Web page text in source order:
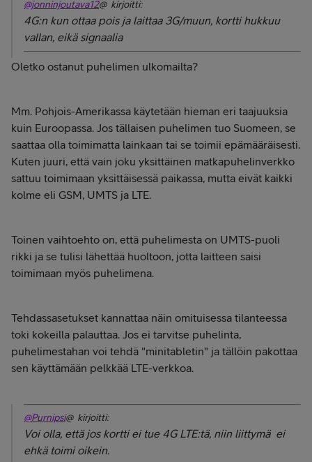
@jonninjoutava12@ kirjoitti:
4G:n kun ottaa pois ja laittaa 3G/muun, kortti hukkuu
vallan, eikä signaalia
Oletko ostanut puhelimen ulkomailta?
Mm. Pohjois-Amerikassa käytetään hieman eri taajuuksia
kuin Euroopassa. Jos tällaisen puhelimen tuo Suomeen, se
saattaa olla toimimatta lainkaan tai se toimii epämääräisesti.
Kuten juuri, että vain joku yksittäinen matkapuhelinverkko
sattuu toimimaan yksittäisessä paikassa, mutta eivät kaikki
kolme eli GSM, UMTS ja LTE.
Toinen vaihtoehto on, että puhelimesta on UMTS-puoli
rikki ja se tulisi lähettää huoltoon, jotta laitteen saisi
toimimaan myös puhelimena.
Tehdassasetukset kannattaa näin omituisessa tilanteessa
toki kokeilla palauttaa. Jos ei tarvitse puhelinta,
puhelimestahan voi tehdä "minitabletin" ja tällöin pakottaa
sen käyttämään pelkkää LTE-verkkoa.
@Purnipsi@ kirjoitti:
Voi olla, että jos kortti ei tue 4G LTE:tä, niin liittymä ei
ehkä toimi oikein.